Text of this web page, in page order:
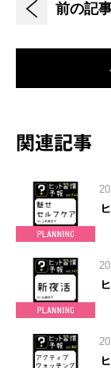
前の記
関連記事